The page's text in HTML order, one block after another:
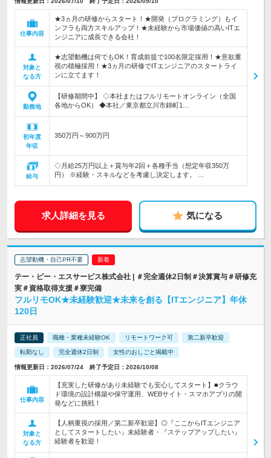
仕事内容
★3ヵ月の研修からスタート！★開発（プログラミング）もイ
ンフラも両方スキルアップ！★未経験から市場価値の高いITエ
ンジニアに成長できる会社！
対象と
なる方
★志望動機は何でもOK！育成前提で100名限定採用！★意欲重
視の積極採用！★3ヵ月の研修でITエンジニアのスタートライ
ンに立てます！
勤務地
【研修期間中】 ◇本社またはフルリモートオンライン（全国
各地からOK） ◆本社／東京都立川市錦町1…
初年度
年収
350万円～900万円
給与
◇月給25万円以上＋賞与年2回＋各種手当（想定年収350万
円） ※経験・スキルなどを考慮し決定します。 …
求人詳細を見る 気になる
志望動機・自己PR不要
テー・ピー・エスサービス株式会社 | ＃完全週休2日制＃決算賞与＃研修充
実＃資格取得支援＃寮完備
フルリモOK★未経験歓迎★未来を創る【ITエンジニア】年休
120日
正社員 職種・業種未経験OK リモートワーク可 第二新卒歓迎
転勤なし 完全週休2日制 女性のおしごと掲載中
情報更新日：2026/07/24 終了予定日：2026/10/08
仕事内容
【充実した研修があり未経験でも安心してスタート】■クラウ
ド環境の設計構築や保守運用、WEBサイト・スマホアプリの開
発などに挑戦！
対象と
なる方
【人柄重視の採用／第二新卒歓迎】◎『ここからITエンジニア
としてスタートしたい』未経験者・『ステップアップしたい』
経験者を歓迎！